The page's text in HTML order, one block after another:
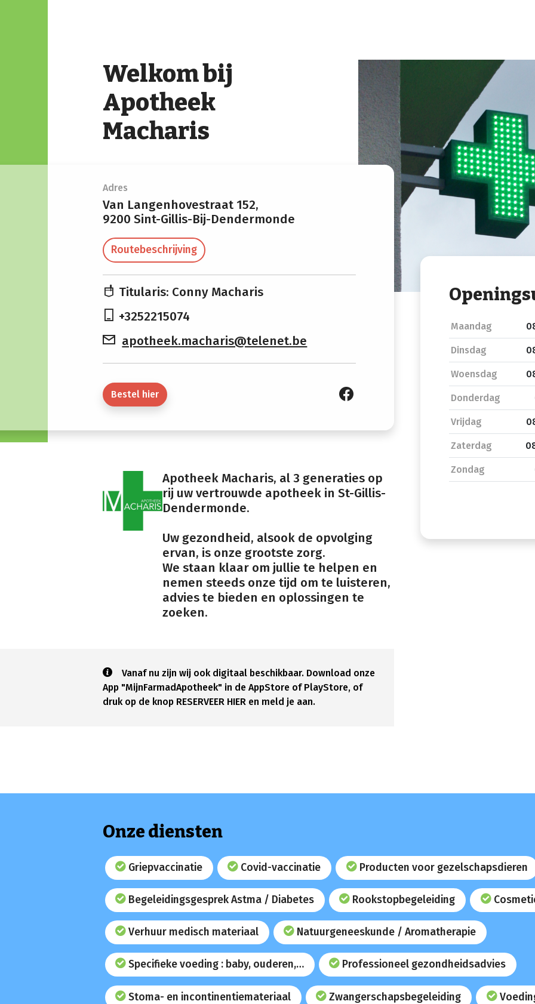
Welkom bij
Apotheek
Macharis
Adres
Van Langenhovestraat 152,
9200 Sint-Gillis-Bij-Dendermonde
Routebeschrijving
Titularis: Conny Macharis
+3252215074
apotheek.macharis@telenet.be
Bestel hier
Maandag
Dinsdag
Woensdag
Donderdag
Vrijdag
Zaterdag
Zondag
Apotheek Macharis, al 3 generaties op
rij uw vertrouwde apotheek in St-Gillis-
Dendermonde.
Uw gezondheid, alsook de opvolging
ervan, is onze grootste zorg.
We staan klaar om jullie te helpen en
nemen steeds onze tijd om te luisteren,
advies te bieden en oplossingen te
zoeken.
Vanaf nu zijn wij ook digitaal beschikbaar. Download onze
App "MijnFarmadApotheek" in de AppStore of PlayStore, of
druk op de knop RESERVEER HIER en meld je aan.
Onze diensten
Griepvaccinatie Covid-vaccinatie Producten voor gezelschapsdieren
Begeleidingsgesprek Astma / Diabetes Rookstopbegeleiding
Verhuur medisch materiaal Natuurgeneeskunde / Aromatherapie
Specifieke voeding : baby, ouderen,… Professioneel gezondheidsadvies
Stoma- en incontinentiemateriaal Zwangerschapsbegeleiding